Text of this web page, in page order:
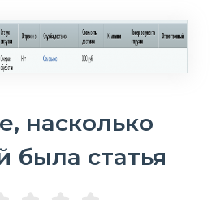
насколько
была статья